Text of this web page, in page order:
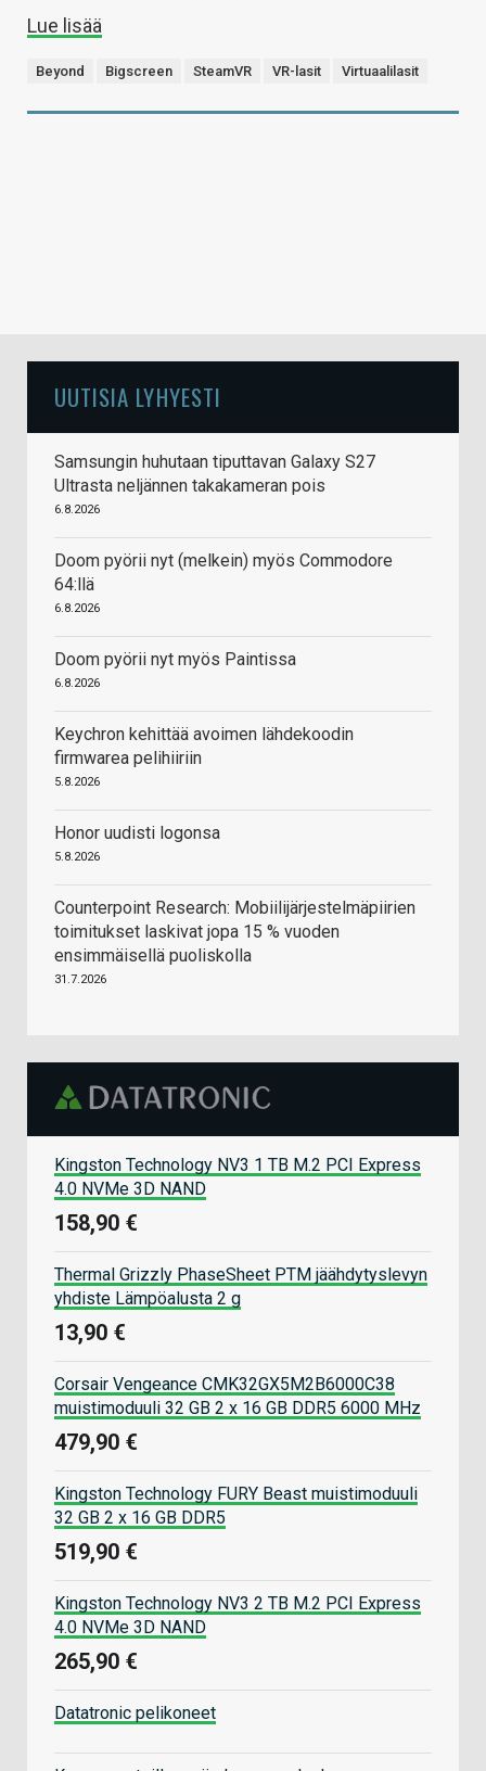
Lue lisää
Beyond Bigscreen SteamVR VR-lasit Virtuaalilasit
UUTISIA LYHYESTI
Samsungin huhutaan tiputtavan Galaxy S27
Ultrasta neljännen takakameran pois
6.8.2026
Doom pyörii nyt (melkein) myös Commodore
64:llä
6.8.2026
Doom pyörii nyt myös Paintissa
6.8.2026
Keychron kehittää avoimen lähdekoodin
firmwarea pelihiiriin
5.8.2026
Honor uudisti logonsa
5.8.2026
Counterpoint Research: Mobiilijärjestelmäpiirien
toimitukset laskivat jopa 15 % vuoden
ensimmäisellä puoliskolla
31.7.2026
Kingston Technology NV3 1 TB M.2 PCI Express
4.0 NVMe 3D NAND
158,90 €
Thermal Grizzly PhaseSheet PTM jäähdytyslevyn
yhdiste Lämpöalusta 2 g
13,90 €
Corsair Vengeance CMK32GX5M2B6000C38
muistimoduuli 32 GB 2 x 16 GB DDR5 6000 MHz
479,90 €
Kingston Technology FURY Beast muistimoduuli
32 GB 2 x 16 GB DDR5
519,90 €
Kingston Technology NV3 2 TB M.2 PCI Express
4.0 NVMe 3D NAND
265,90 €
Datatronic pelikoneet